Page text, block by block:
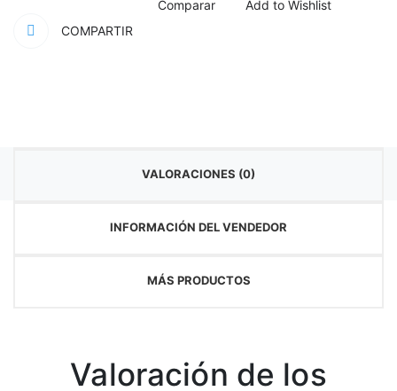
COMPARTIR
Comparar Add to Wishlist
VALORACIONES (0)
INFORMACIÓN DEL VENDEDOR
MÁS PRODUCTOS
Valoración de los